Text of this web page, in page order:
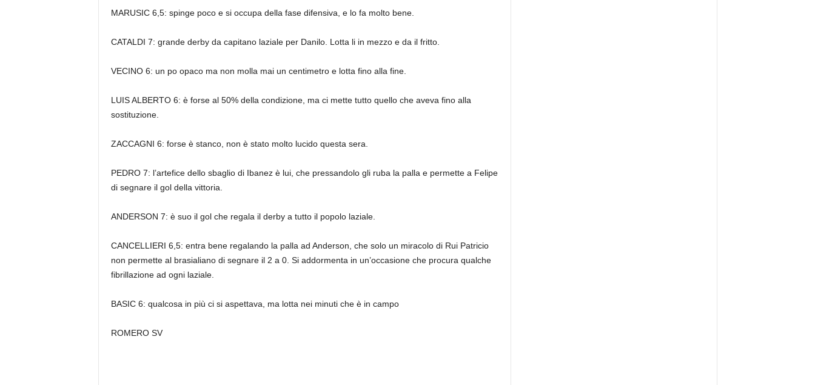
MARUSIC 6,5: spinge poco e si occupa della fase difensiva, e lo fa molto bene.
CATALDI 7: grande derby da capitano laziale per Danilo. Lotta li in mezzo e da il fritto.
VECINO 6: un po opaco ma non molla mai un centimetro e lotta fino alla fine.
LUIS ALBERTO 6: è forse al 50% della condizione, ma ci mette tutto quello che aveva fino alla
sostituzione.
ZACCAGNI 6: forse è stanco, non è stato molto lucido questa sera.
PEDRO 7: l’artefice dello sbaglio di Ibanez è lui, che pressandolo gli ruba la palla e permette a Felipe
di segnare il gol della vittoria.
ANDERSON 7: è suo il gol che regala il derby a tutto il popolo laziale.
CANCELLIERI 6,5: entra bene regalando la palla ad Anderson, che solo un miracolo di Rui Patricio
non permette al brasialiano di segnare il 2 a 0. Si addormenta in un’occasione che procura qualche
fibrillazione ad ogni laziale.
BASIC 6: qualcosa in più ci si aspettava, ma lotta nei minuti che è in campo
ROMERO SV